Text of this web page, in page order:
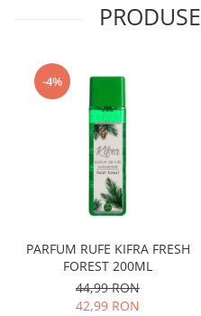
-4%
PARFUM RUFE KIFRA FRESH
FOREST 200ML
44,99 RON
42,99 RON